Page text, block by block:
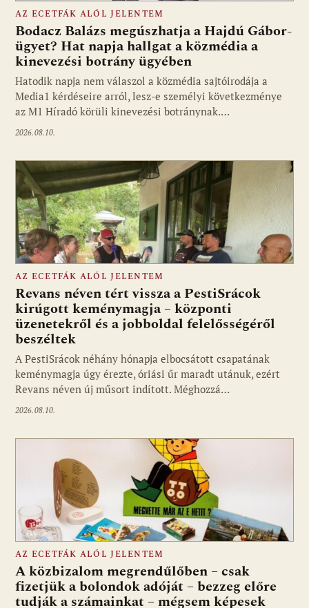
Fotó: media1.hu
AZ ECETFÁK ALÓL JELENTEM
Bodacz Balázs megúszhatja a Hajdú Gábor-
ügyet? Hat napja hallgat a közmédia a
kinevezési botrány ügyében
Hatodik napja nem válaszol a közmédia sajtóirodája a
Media1 kérdéseire arról, lesz-e személyi következménye
az M1 Híradó körüli kinevezési botránynak.…
2026.08.10.
Fotó: media1.hu
AZ ECETFÁK ALÓL JELENTEM
Revans néven tért vissza a PestiSrácok
kirúgott keménymagja – központi
üzenetekről és a jobboldal felelősségéről
beszéltek
A PestiSrácok néhány hónapja elbocsátott csapatának
keménymagja úgy érezte, óriási űr maradt utánuk, ezért
Revans néven új műsort indított. Méghozzá…
2026.08.10.
AZ ECETFÁK ALÓL JELENTEM
A közbizalom megrendűlőben – csak
fizetjük a bolondok adóját – bezzeg előre
tudják a számainkat – mégsem képesek